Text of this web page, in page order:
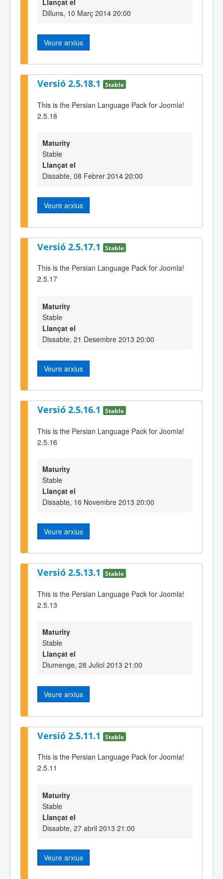
Dilluns, 10 Març 2014 20:00
Veure arxius
Versió 2.5.18.1 Stable
This is the Persian Language Pack for Joomla!
2.5.18
Maturity
Stable
Llançat el
Dissabte, 08 Febrer 2014 20:00
Veure arxius
Versió 2.5.17.1 Stable
This is the Persian Language Pack for Joomla!
2.5.17
Maturity
Stable
Llançat el
Dissabte, 21 Desembre 2013 20:00
Veure arxius
Versió 2.5.16.1 Stable
This is the Persian Language Pack for Joomla!
2.5.16
Maturity
Stable
Llançat el
Dissabte, 16 Novembre 2013 20:00
Veure arxius
Versió 2.5.13.1 Stable
This is the Persian Language Pack for Joomla!
2.5.13
Maturity
Stable
Llançat el
Diumenge, 28 Juliol 2013 21:00
Veure arxius
Versió 2.5.11.1 Stable
This is the Persian Language Pack for Joomla!
2.5.11
Maturity
Stable
Llançat el
Dissabte, 27 abril 2013 21:00
Veure arxius